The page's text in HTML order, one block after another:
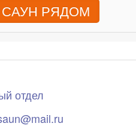
РЯДОМ
отдел